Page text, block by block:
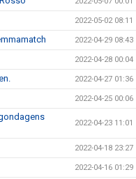
2022-05-02 08:11
2022-04-29 08:43
2022-04-28 00:04
2022-04-27 01:36
2022-04-25 00:06
2022-04-23 11:01
2022-04-18 23:27
2022-04-16 01:29